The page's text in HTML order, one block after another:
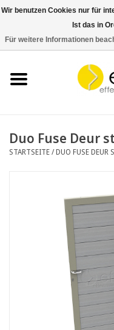
Duo Fuse Deur
STARTSEITE /DUO FUSE DEUR
Wir benutzen Cookies nur für
Ist das in
Für weitere Informationen